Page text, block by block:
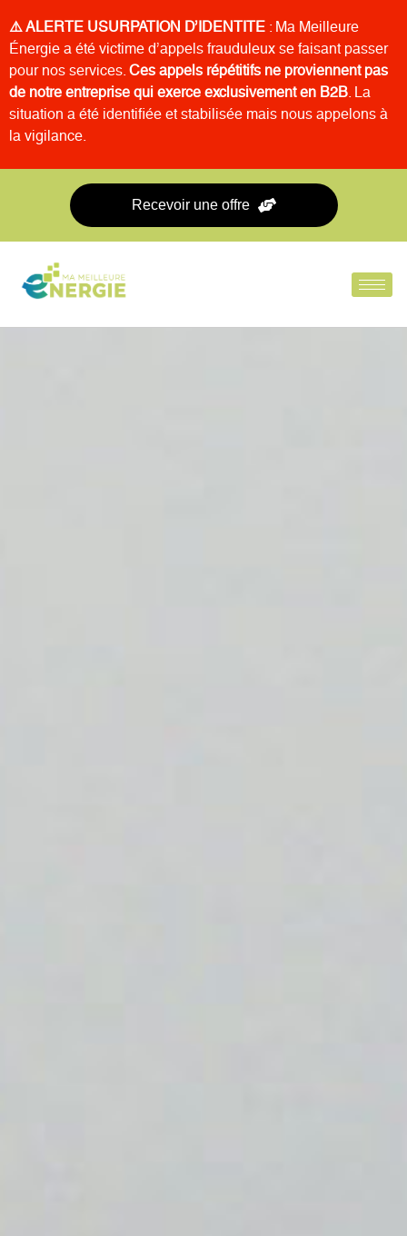
⚠️ ALERTE USURPATION D’IDENTITE : Ma Meilleure
Énergie a été victime d’appels frauduleux se faisant passer
pour nos services. Ces appels répétitifs ne proviennent pas
de notre entreprise qui exerce exclusivement en B2B. La
situation a été identifiée et stabilisée mais nous appelons à
la vigilance.
Recevoir une offre